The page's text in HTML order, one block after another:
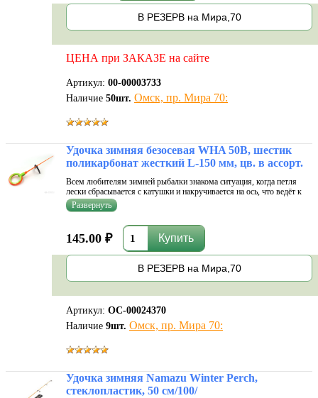
В РЕЗЕРВ на Мира,70
ЦЕНА при ЗАКАЗЕ на сайте
Артикул: 00-00003733
Наличие 50шт. Омск, пр. Мира 70:
Удочка зимняя безосевая WHA 50B, шестик
поликарбонат жесткий L-150 мм, цв. в ассорт.
Всем любителям зимней рыбалки знакома ситуация, когда петля
лески сбрасывается с катушки и накручивается на ось, что ведёт к
разборке удочки на морозе, распутыванию узлов и, как следствие,
потере времени и значительному повреждению лески. От всех
145.00 ₽
В РЕЗЕРВ на Мира,70
Артикул: ОС-00024370
Наличие 9шт. Омск, пр. Мира 70:
Удочка зимняя Namazu Winter Perch,
стеклопластик, 50 см/100/